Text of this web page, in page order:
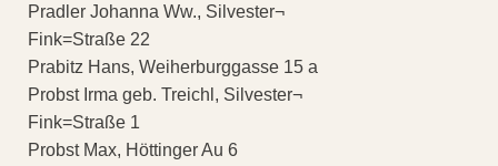
Pradler Johanna Ww., Silvester¬
Fink=Straße 22
Prabitz Hans, Weiherburggasse 15 a
Probst Irma geb. Treichl, Silvester¬
Fink=Straße 1
Probst Max, Höttinger Au 6